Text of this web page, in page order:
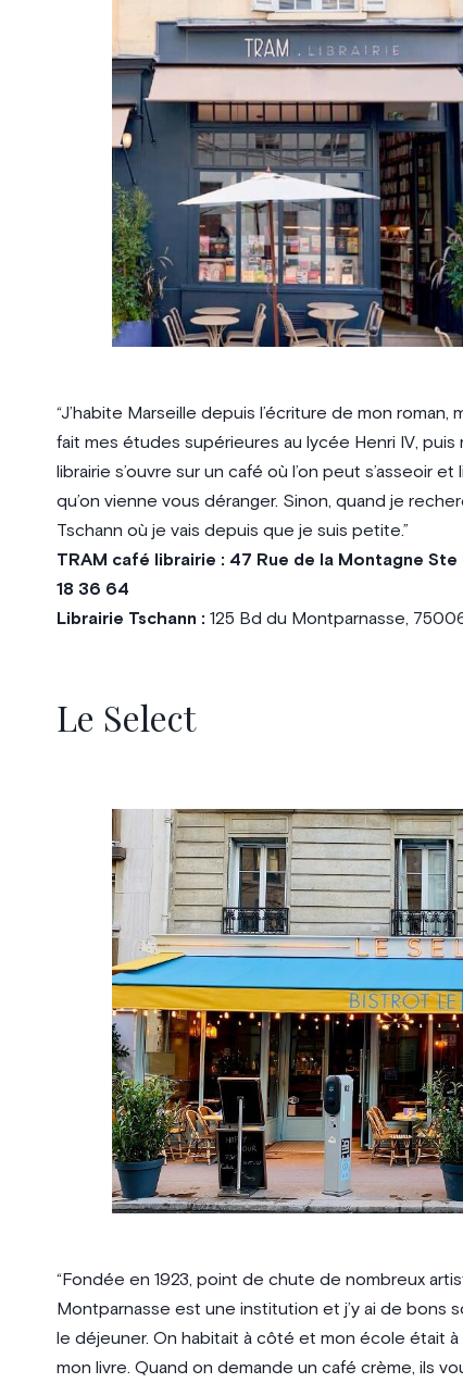
“J’habite Marseille depuis l’écriture de mon roman,
fait mes études supérieures au lycée Henri IV, puis
librairie s’ouvre sur un café où l’on peut s’asseoir
qu’on vienne vous déranger. Sinon, quand je
Tschann où je vais depuis que je suis petite.”
TRAM café librairie : 47 Rue de la Montagne
18 36 64
Librairie Tschann : 125 Bd du Montparnasse,
Le Select
“Fondée en 1923, point de chute de nombreux
Montparnasse est une institution et j’y ai de bons
le déjeuner. On habitait à côté et mon école était
mon livre. Quand on demande un café crème, ils